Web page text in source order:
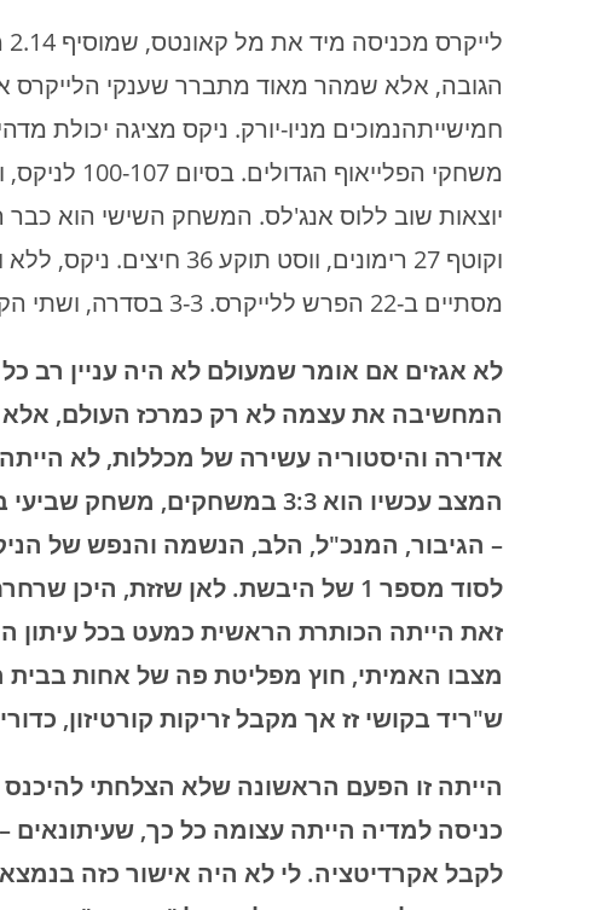
הגובה, אלא שמהר מאוד מתברר שענקי
חמישייתהנמוכים מניו-יורק. ניקס מציגה יכולת
וקוטף 27 רימונים, ווסט
מסתיים ב-22 הפרש ללייקרס. 3-3 בסדרה, ושתי הקבוצות חוזרות לניו-יורק לקרב האחרון.
לא אגזים אם אומר שמעולם לא היה עניין רב
המחשיבה את עצמה לא רק כמרכז העולם,
המצב עכשיו הוא 3:3 במשחקים,
– הגיבור, המנכ"ל, הלב, הנשמה והנפש של
לסוד מספר 1 של היבשת. לאן שזזת,
זאת הייתה הכותרת הראשית כמעט בכל
מצבו האמיתי, חוץ מפליטת פה של אחות בבית
ש"ריד בקושי זז אך מקבל זריקות קורטיזון,
הייתה זו הפעם הראשונה שלא הצלחתי להיכנס
כניסה למדיה הייתה עצומה כל כך, שעיתונאים
לקבל אקרדיטציה. לי לא היה אישור כזה